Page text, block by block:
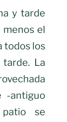
y tarde
menos el
todos los
La
-antiguo
se